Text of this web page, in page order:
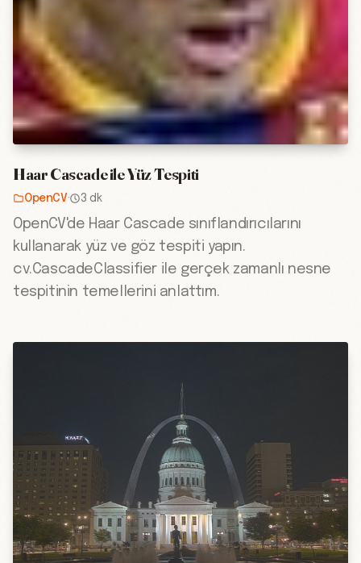
Haar Cascade ile Yüz Tespiti
OpenCV· 3 dk
OpenCV'de Haar Cascade sınıflandırıcılarını
kullanarak yüz ve göz tespiti yapın.
cv.CascadeClassifier ile gerçek zamanlı nesne
tespitinin temellerini anlattım.